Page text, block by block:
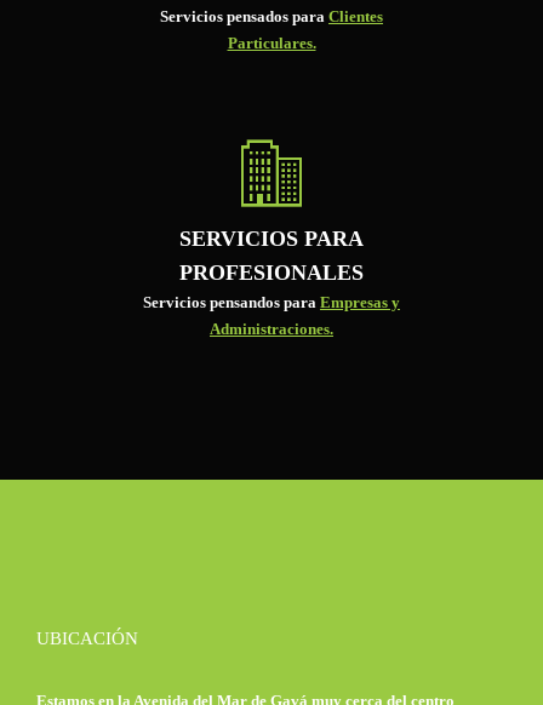
Servicios pensados para Clientes
Particulares.
SERVICIOS PARA
PROFESIONALES
Servicios pensandos para Empresas y
Administraciones.
UBICACIÓN
Estamos en la Avenida del Mar de Gavá muy cerca del centro